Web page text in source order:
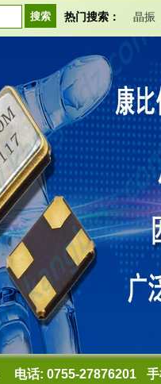
热门搜索： 晶振
电话: 0755-27876201